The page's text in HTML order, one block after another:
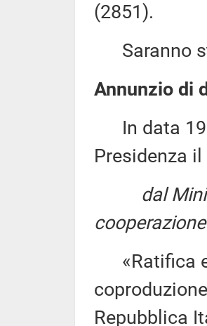
(2851).
Saranno
Annunzio di
In data 19
Presidenza
dal
«Ratifica
Repubblica